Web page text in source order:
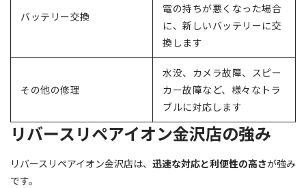
バッテリー交換
電の持ちが悪くなった場合
に、新しいバッテリーに交
換します
その他の修理
水没、カメラ故障、スピー
カー故障など、様々なトラ
ブルに対応します
リバースリペアイオン金沢店の強み
リバースリペアイオン金沢店は、 迅速な対応と利便性の高さが強み
です。